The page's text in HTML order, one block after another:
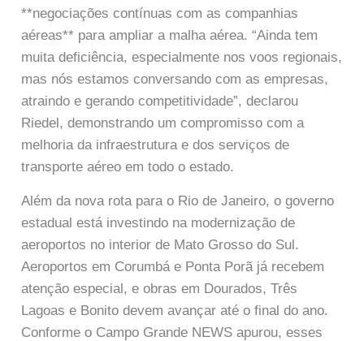
**negociações contínuas com as companhias
aéreas** para ampliar a malha aérea. “Ainda tem
muita deficiência, especialmente nos voos regionais,
mas nós estamos conversando com as empresas,
atraindo e gerando competitividade”, declarou
Riedel, demonstrando um compromisso com a
melhoria da infraestrutura e dos serviços de
transporte aéreo em todo o estado.
Além da nova rota para o Rio de Janeiro, o governo
estadual está investindo na modernização de
aeroportos no interior de Mato Grosso do Sul.
Aeroportos em Corumbá e Ponta Porã já recebem
atenção especial, e obras em Dourados, Três
Lagoas e Bonito devem avançar até o final do ano.
Conforme o Campo Grande NEWS apurou, esses